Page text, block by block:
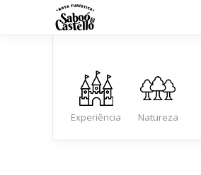
Natureza Serviços